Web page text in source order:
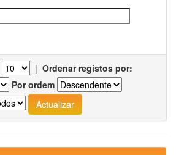
| Ordenar registos por:
Por ordem